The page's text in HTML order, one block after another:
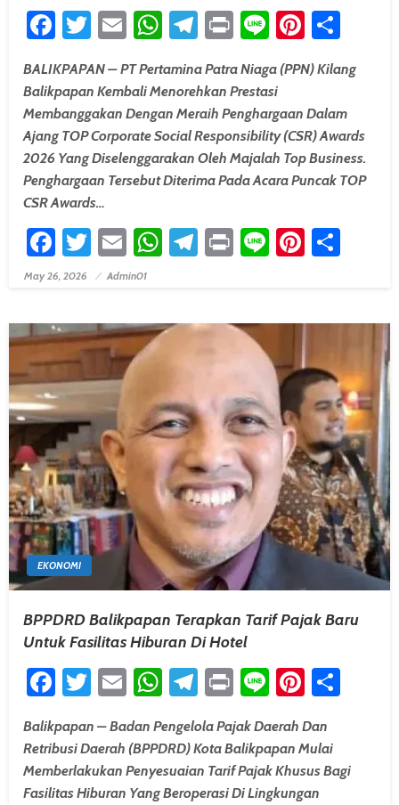
Facebook
Twitter
EmailWhatsApp
Telegram
PrintLine
BALIKPAPAN – PT Pertamina Patra Niaga (PPN) Kilang
Balikpapan Kembali Menorehkan Prestasi
Membanggakan Dengan Meraih Penghargaan Dalam
Ajang TOP Corporate Social Responsibility (CSR) Awards
2026 Yang Diselenggarakan Oleh Majalah Top Business.
Penghargaan Tersebut Diterima Pada Acara Puncak TOP
CSR Awards…
Facebook
Twitter
EmailWhatsApp
Telegram
PrintLine
Posted On
May 26, 2026 Admin01
EKONOMI
BPPDRD Balikpapan Terapkan Tarif Pajak Baru
Untuk Fasilitas Hiburan Di Hotel
Facebook
Twitter
EmailWhatsApp
Telegram
PrintLine
Balikpapan – Badan Pengelola Pajak Daerah Dan
Retribusi Daerah (BPPDRD) Kota Balikpapan Mulai
Memberlakukan Penyesuaian Tarif Pajak Khusus Bagi
Fasilitas Hiburan Yang Beroperasi Di Lingkungan